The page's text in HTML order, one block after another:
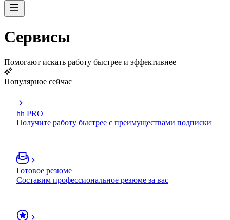
Сервисы
Помогают искать работу быстрее и эффективнее
Популярное сейчас
hh PRO
Получите работу быстрее с преимуществами подписки
Готовое резюме
Составим профессиональное резюме за вас